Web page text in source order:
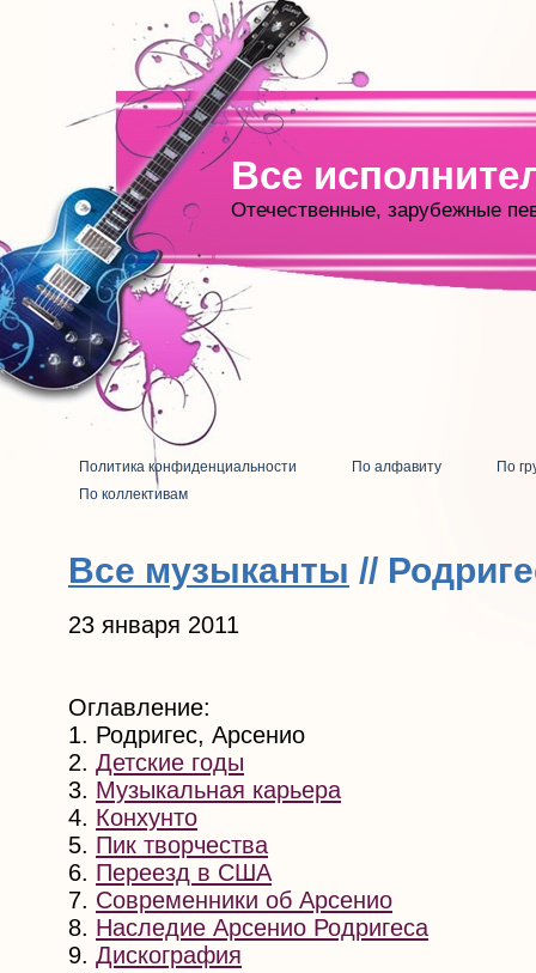
Все
Отечественные, зарубежные
Политика конфиденциальности По алфавиту
По
По коллективам
Все музыканты //
23 января 2011
Оглавление:
1. Родригес, Арсенио
2. Детские годы
3. Музыкальная карьера
4. Конхунто
5. Пик творчества
6. Переезд в США
7. Современники об Арсенио
8. Наследие Арсенио Родригеса
9. Дискография